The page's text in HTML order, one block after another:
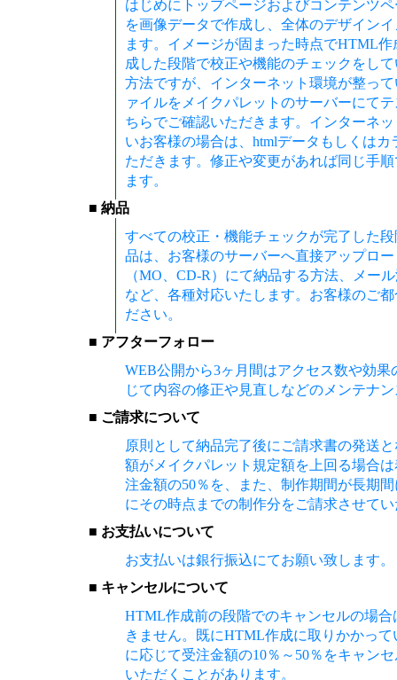
はじめにトップページおよびコンテンツ
を画像データで作成し、全体のデザイン
ます。イメージが固まった時点でHTML
成した段階で校正や機能のチェックをし
方法ですが、インターネット環境が整っ
ァイルをメイクパレットのサーバーにて
ちらでご確認いただきます。インターネ
いお客様の場合は、htmlデータもしくは
ただきます。修正や変更があれば同じ手
ます。
■ 納品
すべての校正・機能チェックが完了した
品は、お客様のサーバーへ直接アップロ
（MO、CD-R）にて納品する方法、メー
など、各種対応いたします。お客様のご
ださい。
■ アフターフォロー
WEB公開から3ヶ月間はアクセス数や効
じて内容の修正や見直しなどのメンテナ
■ ご請求について
原則として納品完了後にご請求書の発送
額がメイクパレット規定額を上回る場合
注金額の50％を、また、制作期間が長期
にその時点までの制作分をご請求させて
■ お支払いについて
お支払いは銀行振込にてお願い致します。
■ キャンセルについて
HTML作成前の段階でのキャンセルの場
きません。既にHTML作成に取りかかっ
に応じて受注金額の10％～50％をキャン
いただくことがあります。